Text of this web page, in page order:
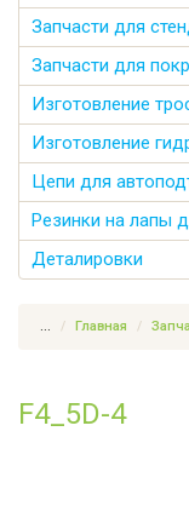
Запчасти для
Запчасти для
Изготовление
Изготовление
Цепи для
Резинки на лапы
Деталировки
... Главная
F4_5D-4